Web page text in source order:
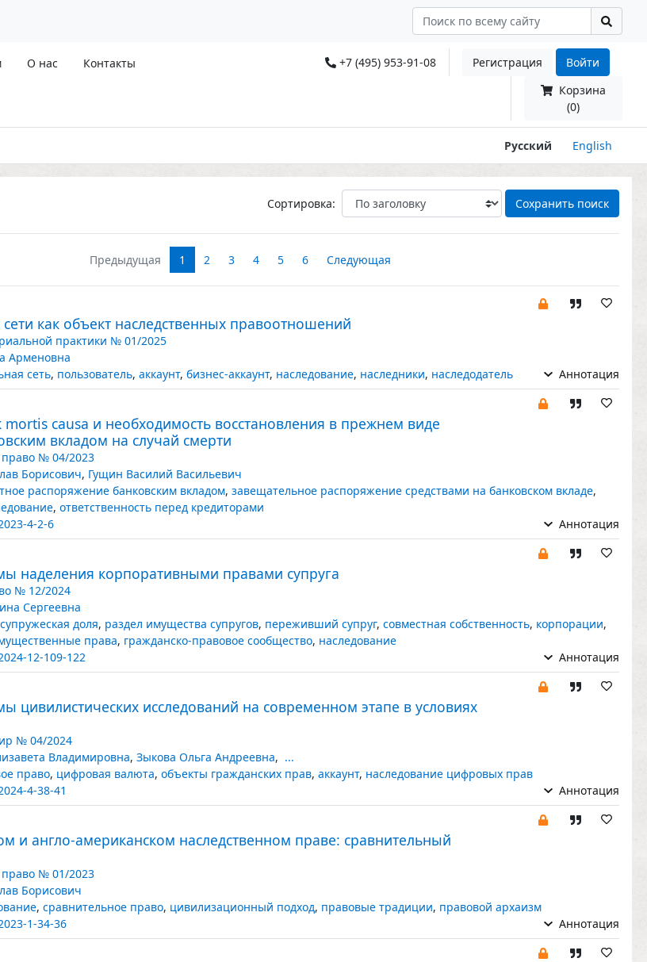
О нас Контакты +7 (495) 953-91-08 Регистрация
Войти
Корзина
(0)
Русский English
Сортировка: Сохранить поиск
Предыдущая 1 2 3 4 5 6 Следующая
как объект наследственных правоотношений
практики № 01/2025
Арменовна
сеть, пользователь, аккаунт, бизнес-аккаунт, наследование, наследники, наследодатель Аннотация
mortis causa и необходимость восстановления в прежнем виде
вкладом на случай смерти
право № 04/2023
Борисович, Гущин Василий Васильевич
распоряжение банковским вкладом, завещательное распоряжение средствами на банковском вкладе,
, ответственность перед кредиторами
4-2-6 Аннотация
наделения корпоративными правами супруга
№ 12/2024
Сергеевна
супружеская доля, раздел имущества супругов, переживший супруг, совместная собственность, корпорации,
права, гражданско-правовое сообщество, наследование
12-109-122 Аннотация
цивилистических исследований на современном этапе в условиях
№ 04/2024
Владимировна, Зыкова Ольга Андреевна, ...
право, цифровая валюта, объекты гражданских прав, аккаунт, наследование цифровых прав
4-38-41 Аннотация
и англо-американском наследственном праве: сравнительный
право № 01/2023
Борисович
, сравнительное право, цивилизационный подход, правовые традиции, правовой архаизм
1-34-36 Аннотация